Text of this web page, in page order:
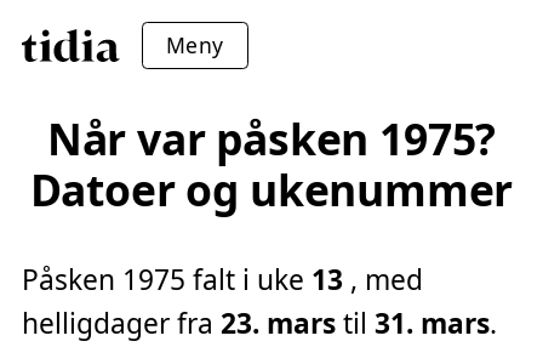
Meny
Når var påsken 1975?
Datoer og ukenummer
Påsken 1975 falt i uke 13 , med
helligdager fra 23. marstil 31. mars.